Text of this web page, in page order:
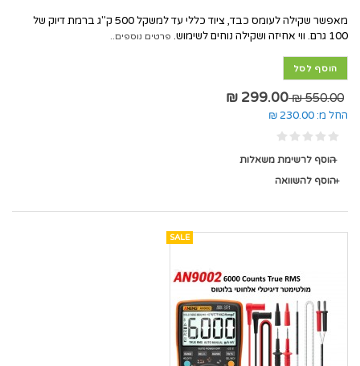
מאפשר שקילה לעומס כבד, ציוד כללי עד למשקל 500 ק"ג ברמת דיוק של
100 גרם. ווי אחיזה ושקילה נוחים לשימוש.
פרטים נוספים..
הוסף לסל
550.00 ₪
299.00 ₪
החל מ: 230.00 ₪
הוסף לרשימת משאלות
הוסף להשוואה
SALE